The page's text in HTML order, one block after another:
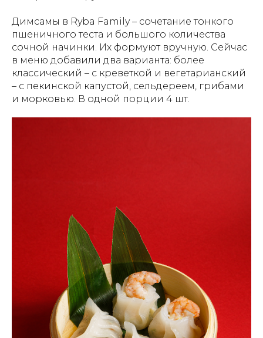
Димсамы в Ryba Family – сочетание тонкого
пшеничного теста и большого количества
сочной начинки. Их формуют вручную. Сейчас
в меню добавили два варианта: более
классический – с креветкой и вегетарианский
– с пекинской капустой, сельдереем, грибами
и морковью. В одной порции 4 шт.